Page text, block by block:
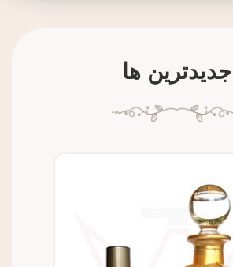
جدیدترین ها